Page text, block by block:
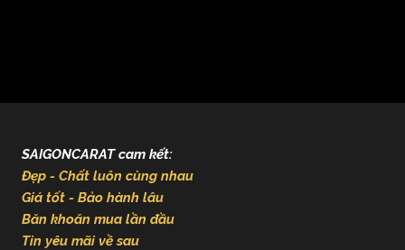
SAIGONCARAT cam kết:
Đẹp - Chất luôn cùng nhau
Giá tốt - Bảo hành lâu
Băn khoăn mua lần đầu
Tin yêu mãi về sau